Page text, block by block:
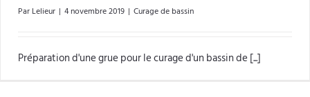
Par Lelieur | 4 novembre 2019 | Curage de bassin
Préparation d'une grue pour le curage d'un bassin de [...]